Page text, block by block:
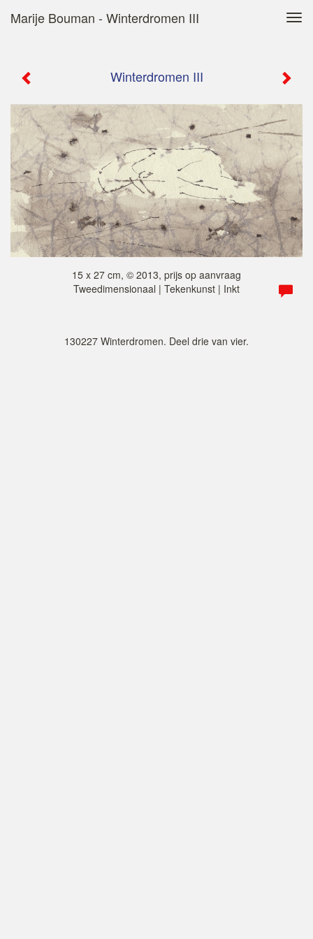
Marije Bouman - Winterdromen III
Winterdromen III
15 x 27 cm, © 2013, prijs op aanvraag
Tweedimensionaal | Tekenkunst | Inkt
130227 Winterdromen. Deel drie van vier.